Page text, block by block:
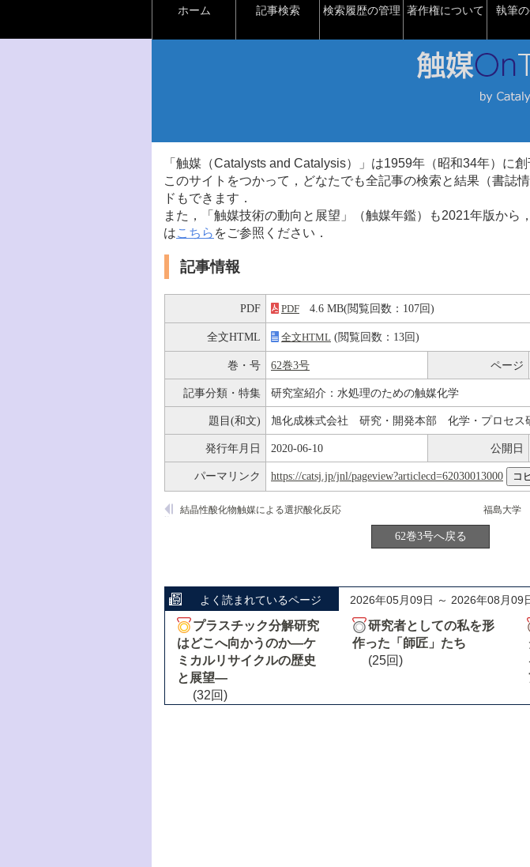
ホーム 記事検索 検索履歴の管理 著作権について 執筆
「触媒（Catalysts and Catalysis）」は1959年（昭和34年）に
このサイトをつかって，どなたでも全記事の検索と結果（書誌
ドもできます．
また，「触媒技術の動向と展望」（触媒年鑑）も2021年版から
はこちら をご参照ください．
記事情報
PDF PDF 4.6 MB(閲覧回数：107回)
全文HTML 全文HTML (閲覧回数：13回)
巻・号 62巻3号 ページ
記事分類・特集 研究室紹介：水処理のための触媒化学
題目(和文) 旭化成株式会社 研究・開発本部 化学・プロセス
発行年月日 2020-06-10 公開日
パーマリンク https://catsj.jp/jnl/pageview?articlecd=62030013000
結晶性酸化物触媒による選択酸化反応
62巻3号へ戻る
よく読まれているページ 2026年05月09日 ～ 2026年08月09
プラスチック分解研究
はどこへ向かうのか―ケ
ミカルリサイクルの歴史
と展望―
(32回)
研究者としての私を形
作った「師匠」たち
(25回)